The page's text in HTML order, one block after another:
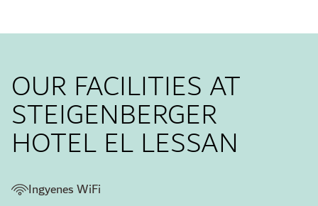
OUR FACILITIES AT
STEIGENBERGER
HOTEL EL LESSAN
Ingyenes WiFi